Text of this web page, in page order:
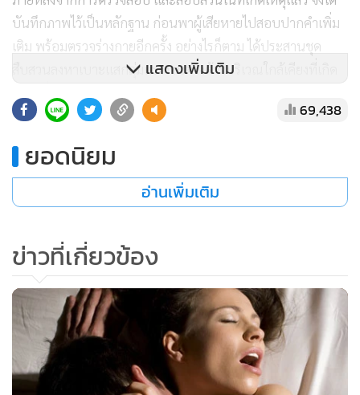
บันทึกภาพไว้เป็นหลักฐาน ก่อนพาผู้เสียหายไปสอบปากคำเพิ่ม
เติม พร้อมตรวจร่างกายอีกครั้ง อย่างไรก็ตาม ได้ประสานชุด
สืบสวนลงหาเบาะแสกลุ่มแรงงานต่างด้าวบริเวณใกล้เคียงที่เกิด
แสดงเพิ่มเติม
69,438
ยอดนิยม
อ่านเพิ่มเติม
ข่าวที่เกี่ยวข้อง